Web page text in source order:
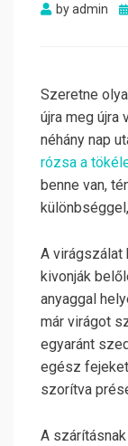
byadmin
Szeretne
újra meg újra
néhány nap
rózsa a
benne van,
A virágszálat
kivonják
anyaggal
már virágot
egyaránt
egész
szorítva
A